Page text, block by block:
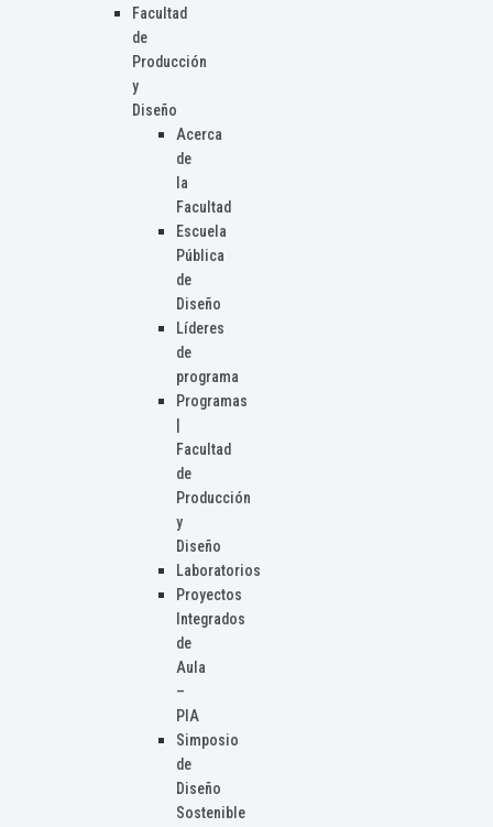
Facultad
de
Producción
y
Diseño
Acerca
de
la
Facultad
Escuela
Pública
de
Diseño
Líderes
de
programa
Programas
Facultad
de
Producción
y
Diseño
Laboratorios
Proyectos
Integrados
de
Aula
–
PIA
Simposio
de
Diseño
Sostenible